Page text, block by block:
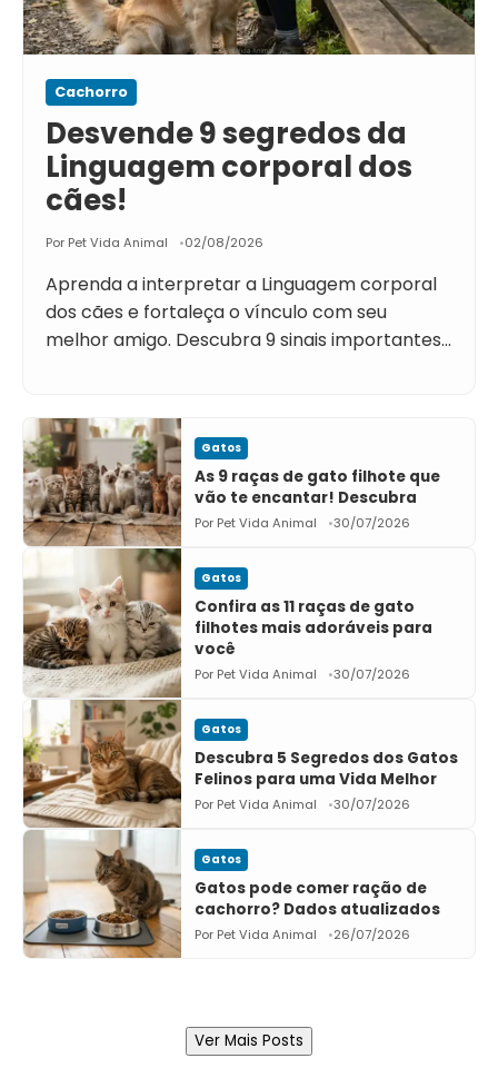
Cachorro
Desvende 9 segredos da
Linguagem corporal dos
cães!
Por Pet Vida Animal 02/08/2026
Aprenda a interpretar a Linguagem corporal
dos cães e fortaleça o vínculo com seu
melhor amigo. Descubra 9 sinais importantes…
Gatos
As 9 raças de gato filhote que
vão te encantar! Descubra
Por Pet Vida Animal 30/07/2026
Gatos
Confira as 11 raças de gato
filhotes mais adoráveis para
você
Por Pet Vida Animal 30/07/2026
Gatos
Descubra 5 Segredos dos Gatos
Felinos para uma Vida Melhor
Por Pet Vida Animal 30/07/2026
Gatos
Gatos pode comer ração de
cachorro? Dados atualizados
Por Pet Vida Animal 26/07/2026
Ver Mais Posts